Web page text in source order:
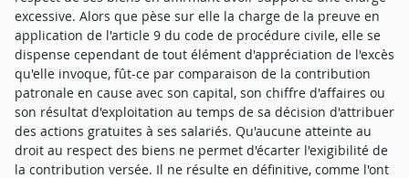
excessive. Alors que pèse sur elle la charge de la preuve en
application de l'article 9 du code de procédure civile, elle se
dispense cependant de tout élément d'appréciation de l'excès
qu'elle invoque, fût-ce par comparaison de la contribution
patronale en cause avec son capital, son chiffre d'affaires ou
son résultat d'exploitation au temps de sa décision d'attribuer
des actions gratuites à ses salariés. Qu'aucune atteinte au
droit au respect des biens ne permet d'écarter l'exigibilité de
la contribution versée. Il ne résulte en définitive, comme l'ont